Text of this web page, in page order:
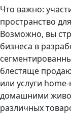
Что важно:
пространство
Возможно, вы
бизнеса в
блестяще
или услуги
домашними
различных